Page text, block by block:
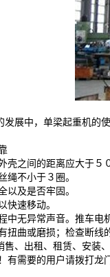
发展中，单梁起重机的
壳之间的距离应大于５
绳不小于３圈。
以及是否牢固。
快速移动。
中无异常声音。推车电
扭曲或磨损；检查断
售、出租、租赁、安装
需要的用户请拨打龙